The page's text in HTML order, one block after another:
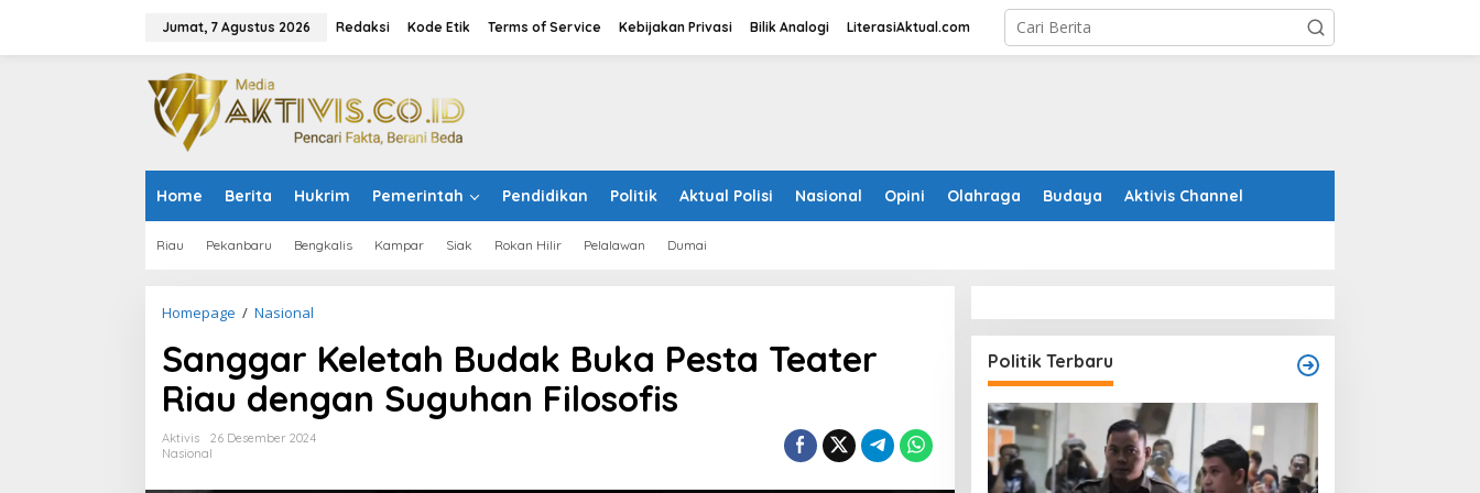
Jumat, 7 Agustus 2026 Redaksi Kode Etik Terms of Service Kebijakan Privasi Bilik Analogi LiterasiAktual.com
Home Berita Hukrim Pemerintah Pendidikan Politik Aktual Polisi Nasional Opini Olahraga Budaya Aktivis Channel
Riau Pekanbaru Bengkalis Kampar Siak Rokan Hilir Pelalawan Dumai
Homepage / Nasional
n
g
g
a
r
Sanggar Keletah Budak Buka Pesta Teater
Riau dengan Suguhan Filosofis
Aktivis
26 Desember 2024
Nasional
Politik Terbaru